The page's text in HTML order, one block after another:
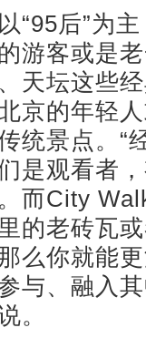
后”为主
游客或是
天坛这些
京的年轻
统景点。“
是观看者
而City
的老砖瓦
么你就能
与、融入
。